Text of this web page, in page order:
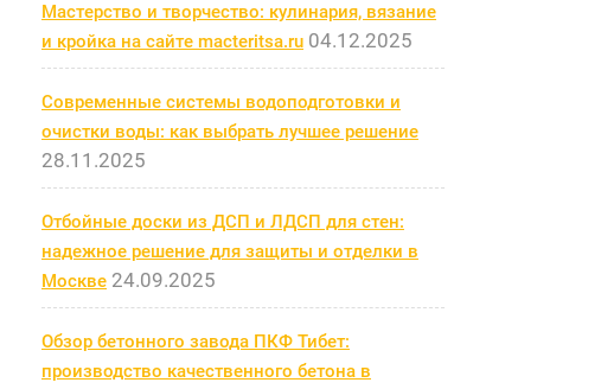
Мастерство и творчество: кулинария, вязание
и кройка на сайте macteritsa.ru 04.12.2025
Современные системы водоподготовки и
очистки воды: как выбрать лучшее решение
28.11.2025
Отбойные доски из ДСП и ЛДСП для стен:
надежное решение для защиты и отделки в
Москве 24.09.2025
Обзор бетонного завода ПКФ Тибет:
производство качественного бетона в